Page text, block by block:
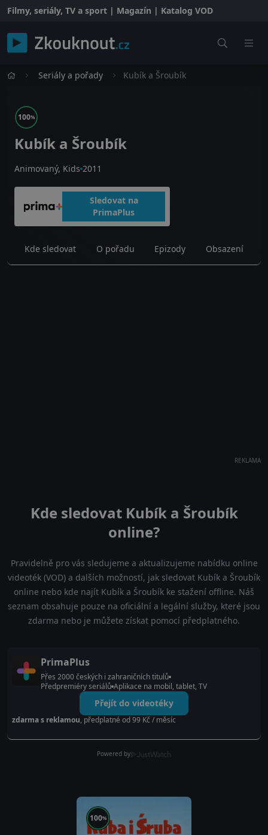
Filmy, seriály, TV a sport | Magazín | Katalog VOD
Seriály a pořady Kubík a Šroubík
100%
Kubík a Šroubík
Animovaný, Kids 2011
Sledovat na
PrimaPlus
Kde sledovat O pořadu Epizody Obsazení
REKLAMA
Kde sledovat Kubík a Šroubík
online?
Pravidelně pro vás sledujeme a aktualizujeme nabídku online
videoték (VOD) a dalších možností, jak sledovat Kubík a Šroubík
online nebo kde najít Kubík a Šroubík ke stažení offline. Náš
seznam obsahuje pouze na oficiální a legální služby, které jsou
zdarma nebo je můžete získat pomocí předplatného.
PrimaPlus
Přes 2000 českých i zahraničních titulů
Předpremiéry seriálů Aplikace na mobil, tablet, TV
Přejít do videotéky
zdarma s reklamou, předplatné od 99 Kč / měsíc
Powered by
100%